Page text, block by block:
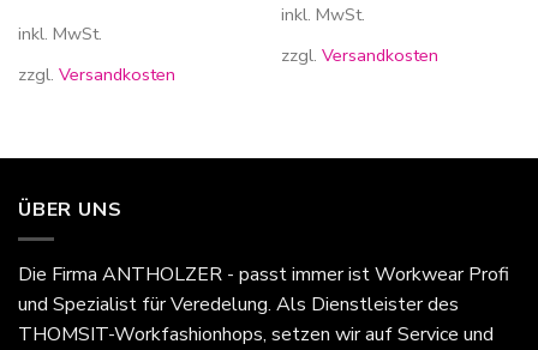
inkl. MwSt.
zzgl. Versandkosten
inkl. MwSt.
zzgl. Versandkosten
ÜBER UNS
Die Firma ANTHOLZER - passt immerist Workwear Profi
und Spezialist für Veredelung. Als Dienstleister des
THOMSIT-Workfashionhops, setzen wir auf Service und